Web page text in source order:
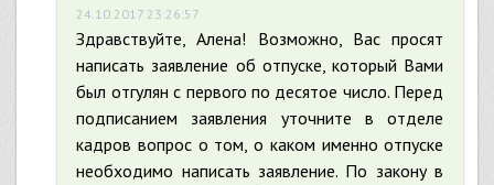
24.10.2017 23:26:57
Здравствуйте, Алена! Возможно, Вас просят
написать заявление об отпуске, который Вами
был отгулян с первого по десятое число. Перед
подписанием заявления уточните в отделе
кадров вопрос о том, о каком именно отпуске
необходимо написать заявление. По закону в